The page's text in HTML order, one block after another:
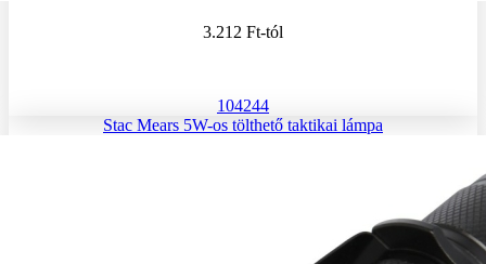
3.212 Ft-tól
104244
Stac Mears 5W-os tölthető taktikai lámpa